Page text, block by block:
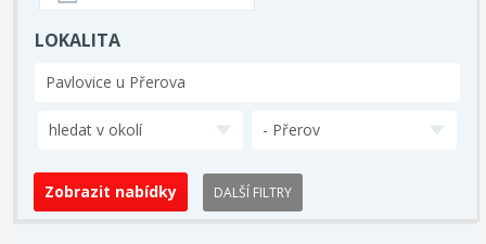
LOKALITA
hledat v okolí - Přerov
DALŠÍ FILTRY